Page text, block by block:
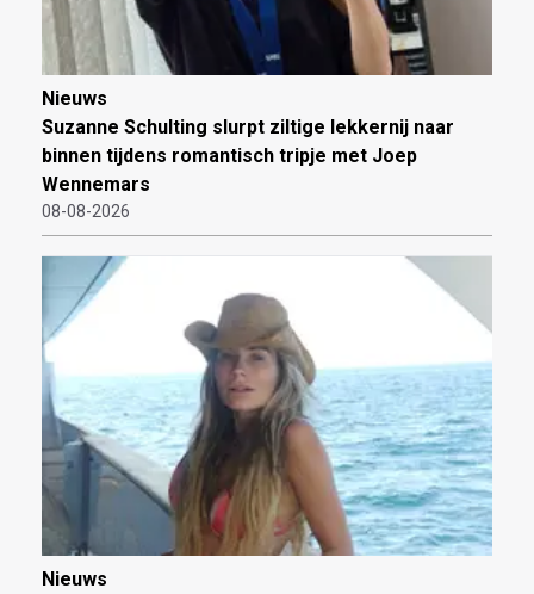
Nieuws
Suzanne Schulting slurpt ziltige lekkernij naar
binnen tijdens romantisch tripje met Joep
Wennemars
08-08-2026
Nieuws